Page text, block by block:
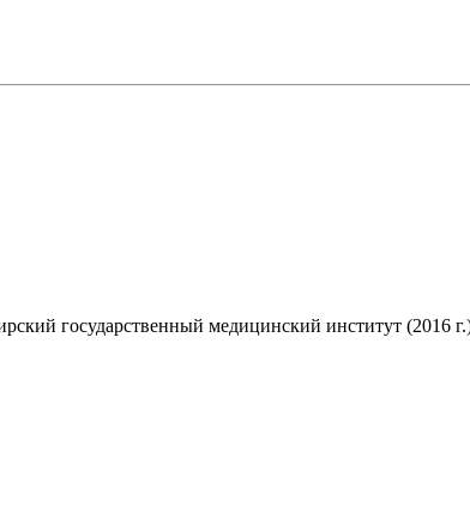
государственный медицинский институт (2016